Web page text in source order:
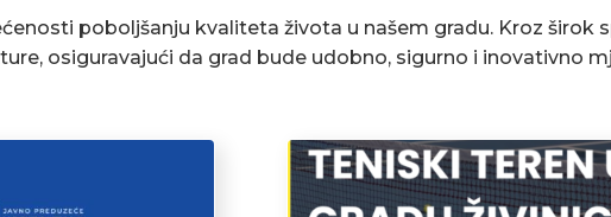
poboljšanju kvaliteta života u našem gradu. Kroz
osiguravajući da grad bude udobno, sigurno i inovativno